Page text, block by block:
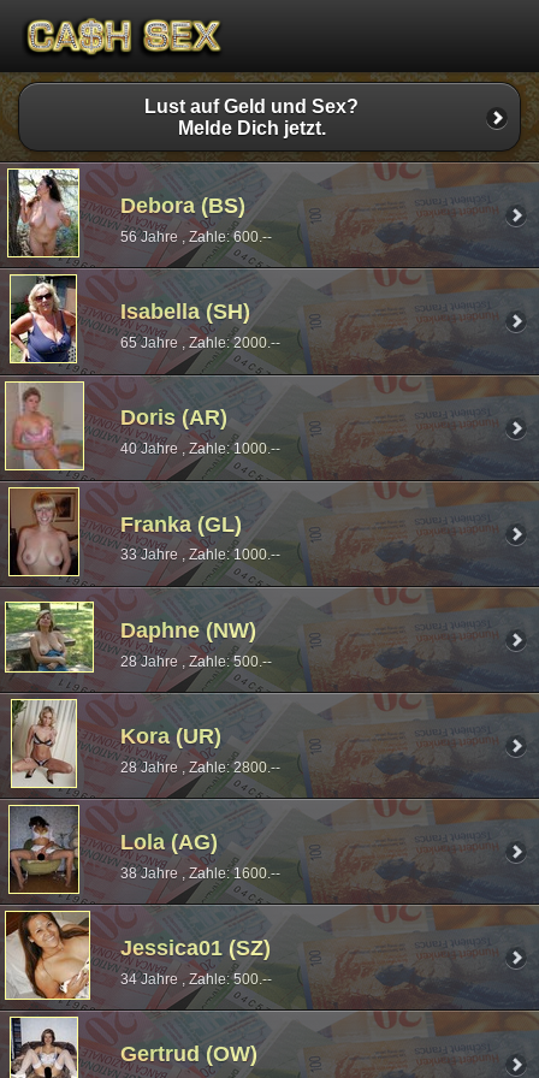
Lust auf Geld und Sex?
Melde Dich jetzt.
Debora (BS)
56 Jahre , Zahle: 600.--
Isabella (SH)
65 Jahre , Zahle: 2000.--
Doris (AR)
40 Jahre , Zahle: 1000.--
Franka (GL)
33 Jahre , Zahle: 1000.--
Daphne (NW)
28 Jahre , Zahle: 500.--
Kora (UR)
28 Jahre , Zahle: 2800.--
Lola (AG)
38 Jahre , Zahle: 1600.--
Jessica01 (SZ)
34 Jahre , Zahle: 500.--
Gertrud (OW)